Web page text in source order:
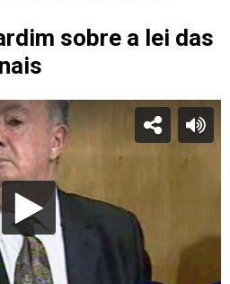
sobre a lei das